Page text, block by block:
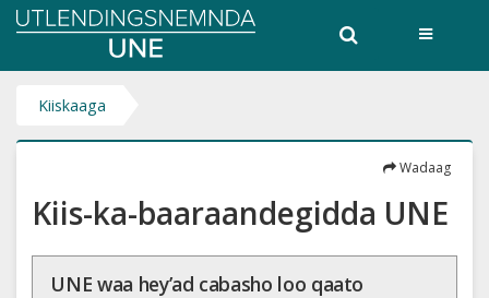
Utlendingsnemnda
Kiiskaaga
Wadaag
Kiis-ka-baaraandegidda UNE
UNE waa hey’ad cabasho loo qaato